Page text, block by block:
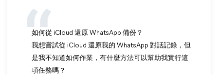
如何從 iCloud 還原 WhatsApp 備份？
我想嘗試從 iCloud 還原我的 WhatsApp 對話記錄，但
是我不知道如何作業，有什麼方法可以幫助我實行這
項任務嗎？